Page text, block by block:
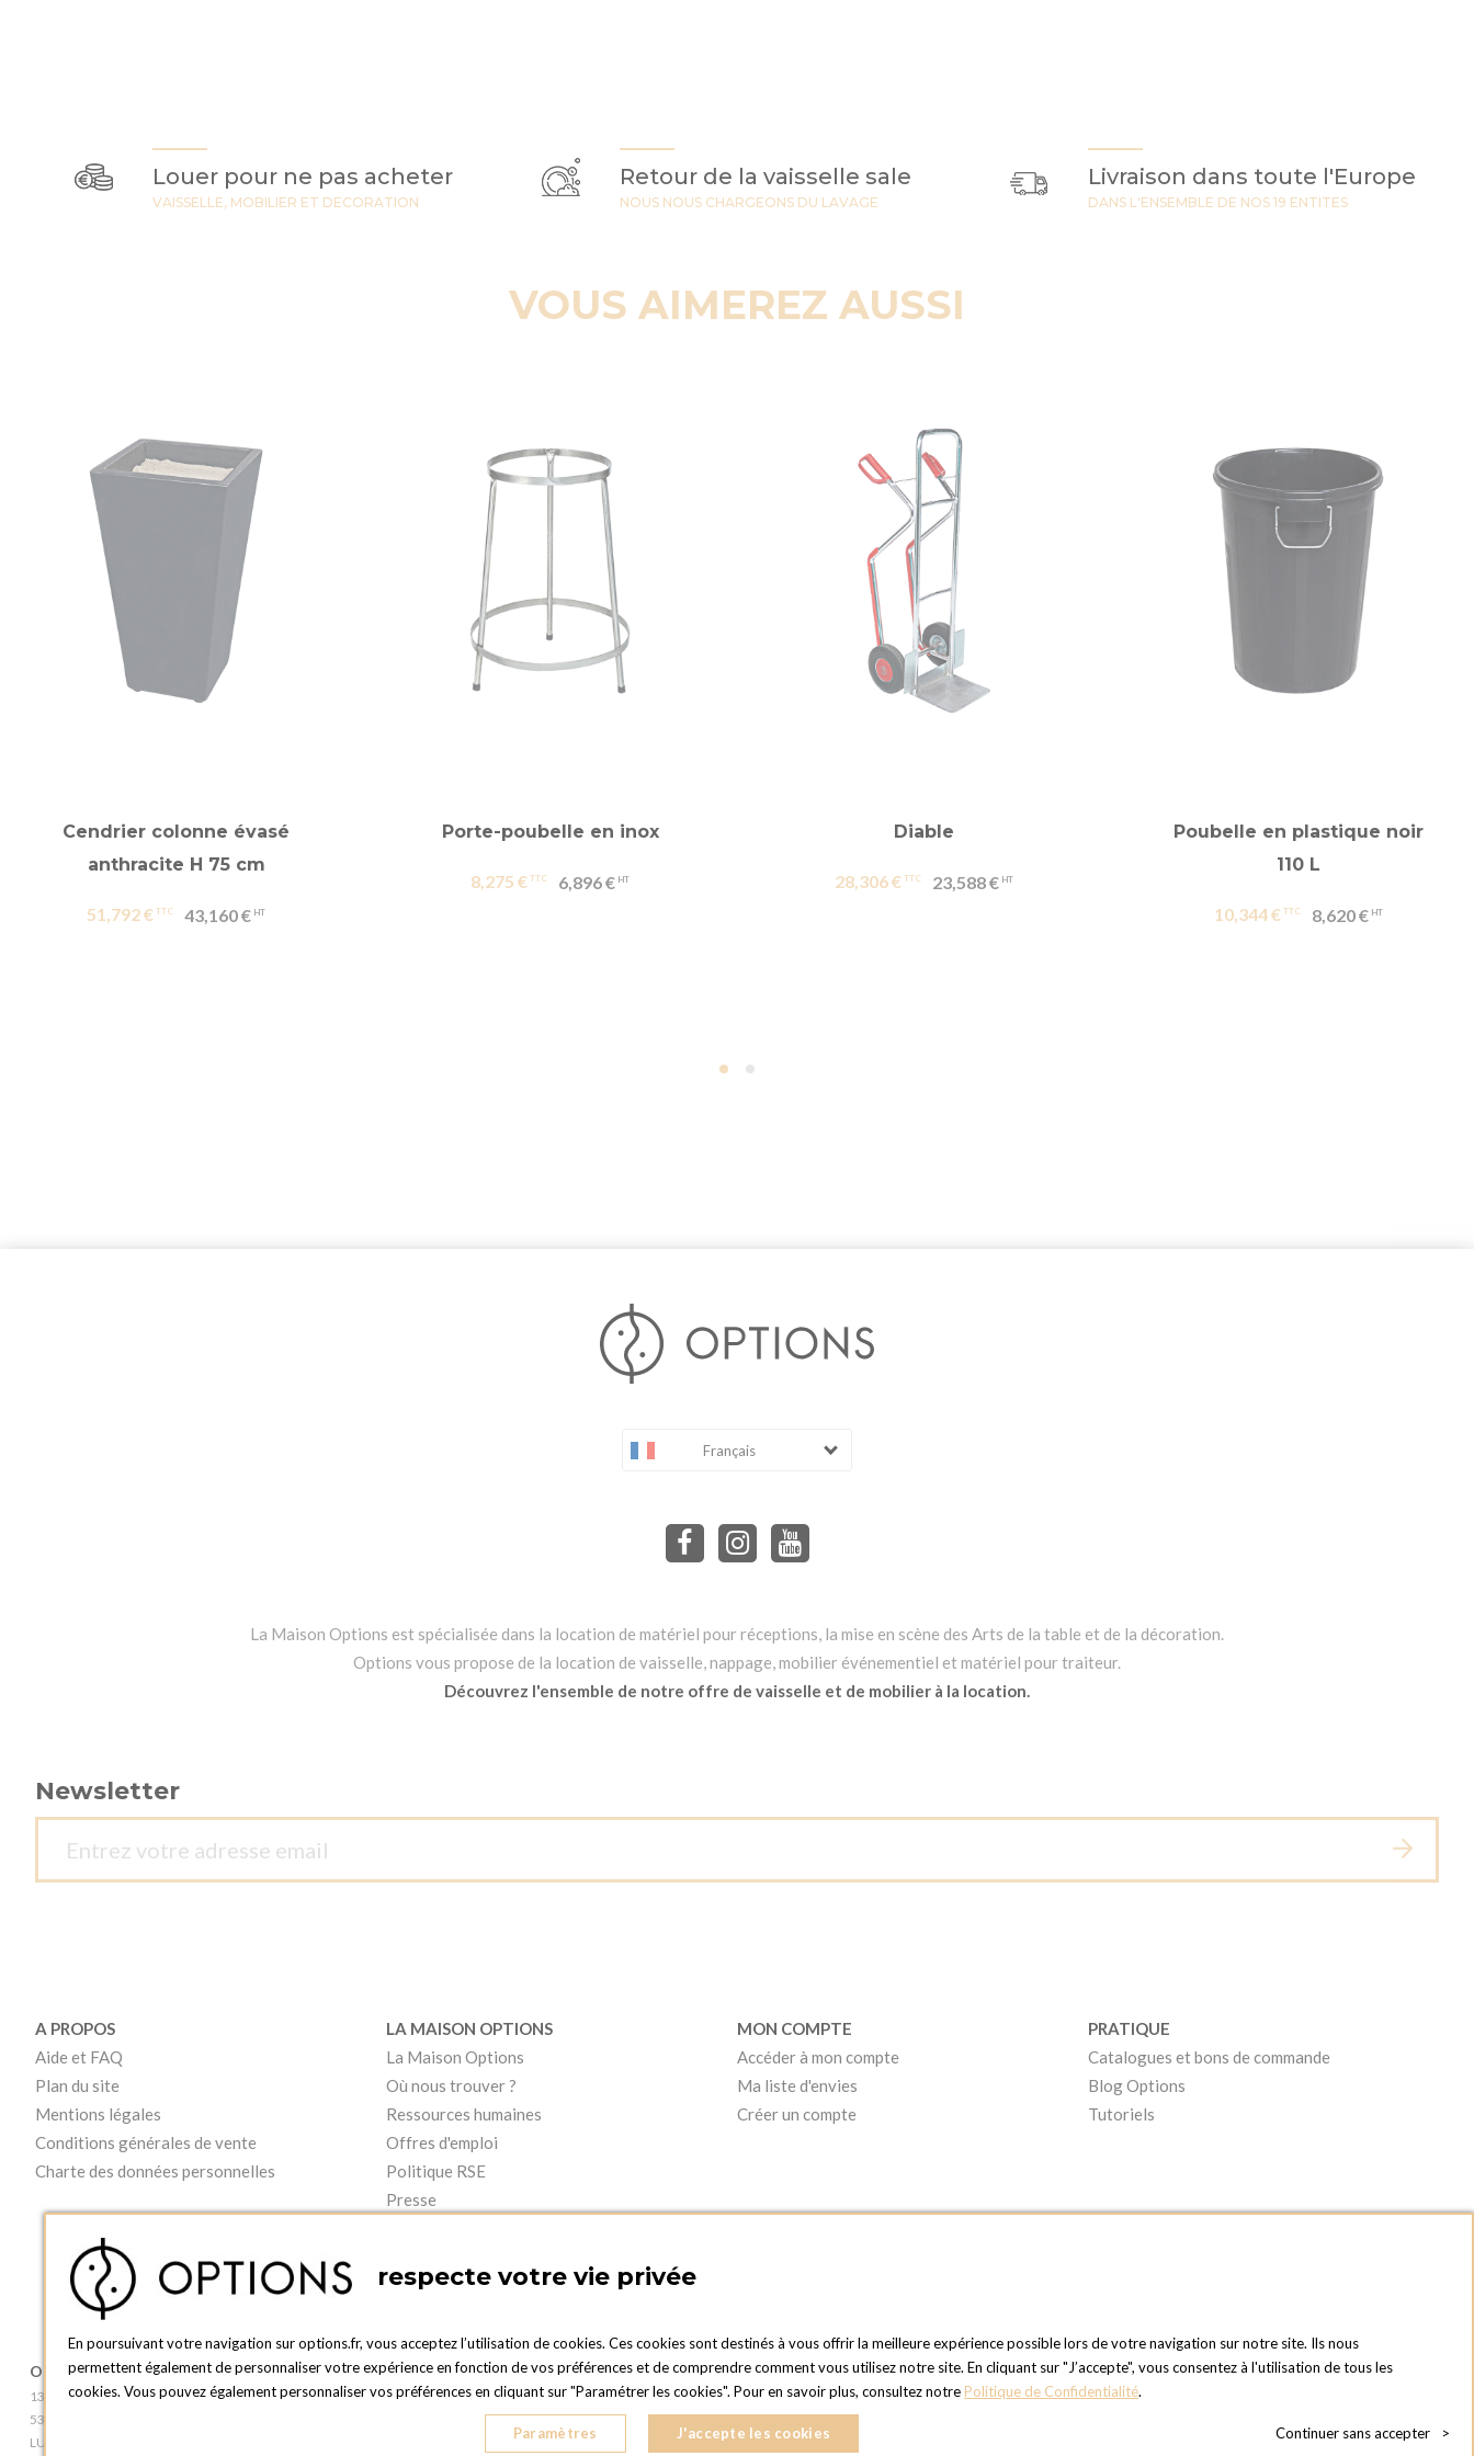
Louer pour ne pas acheter
VAISSELLE, MOBILIER ET DECORATION
Retour de la vaisselle sale
NOUS NOUS CHARGEONS DU LAVAGE
Livraison dans toute l'Europe
DANS L'ENSEMBLE DE NOS 19 ENTITES
VOUS AIMEREZ AUSSI
Cendrier colonne évasé
anthracite H 75 cm
51,792 € 43,160 €
Porte-poubelle en inox
8,275 € 6,896 €
Diable
28,306 € 23,588 €
Poubelle en plastique noir
110 L
10,344 € 8,620 €
Français
La Maison Options est spécialisée dans la location de matériel pour réceptions, la mise en scène des Arts de la table et de la décoration.
Options vous propose de la location de vaisselle, nappage, mobilier événementiel et matériel pour traiteur.
Découvrez l'ensemble de notre offre de vaisselle et de mobilier à la location.
Newsletter
A PROPOS
Aide et FAQ
Plan du site
Mentions légales
Conditions générales de vente
Charte des données personnelles
LA MAISON OPTIONS
La Maison Options
Où nous trouver ?
Ressources humaines
Offres d'emploi
Politique RSE
Presse
MON COMPTE
Accéder à mon compte
Ma liste d'envies
Créer un compte
PRATIQUE
Catalogues et bons de commande
Blog Options
Tutoriels
OPTIONS LUXEMBOURG
13 rue Paul Rischard
5324 Contern
LUXEMBOURG
BOUTIQUE OPTIONS LUXEMBOURG
2, avenue Grand-Duc Jean
L - 1842 HOWALD LUXEMBOURG
respecte votre vie privée
En poursuivant votre navigation sur options.fr, vous acceptez l’utilisation de cookies. Ces cookies sont destinés à vous offrir la meilleure expérience possible lors de votre navigation sur notre site. Ils nous
permettent également de personnaliser votre expérience en fonction de vos préférences et de comprendre comment vous utilisez notre site. En cliquant sur "J’accepte", vous consentez à l'utilisation de tous les
cookies. Vous pouvez également personnaliser vos préférences en cliquant sur "Paramétrer les cookies". Pour en savoir plus, consultez notre Politique de Confidentialité.
Paramètres J'accepte les cookies Continuer sans accepter >